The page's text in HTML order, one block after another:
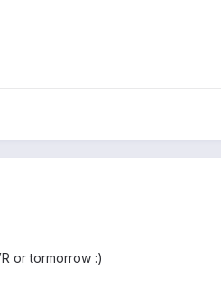
or tormorrow :)